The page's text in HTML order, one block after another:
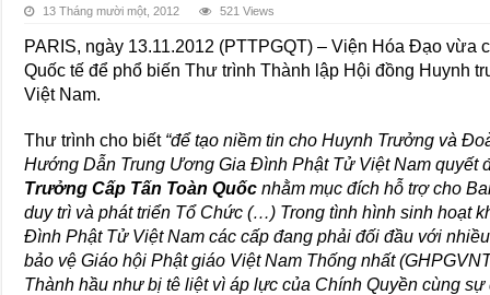
13 Tháng mười một, 2012 521 Views
PARIS, ngày 13.11.2012 (PTTPGQT) – Viện Hóa Đạo vừa
Quốc tế để phổ biến Thư trình Thành lập Hội đồng Huynh
Việt Nam.
Thư trình cho biết “để tạo niềm tin cho Huynh Trưởng và
Hướng Dẫn Trung Ương Gia Đình Phật Tử Việt Nam quyết
Trưởng Cấp Tấn Toàn Quốc nhằm mục đích hỗ trợ cho
duy trì và phát triển Tổ Chức (…) Trong tình hình sinh hoạt
Đình Phật Tử Việt Nam các cấp đang phải đối đầu với
bảo vệ Giáo hội Phật giáo Việt Nam Thống nhất
Thành hầu như bị tê liệt vì áp lực của Chính Quyền cùng